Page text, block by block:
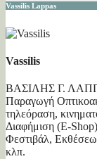
Vassilis Lappas
Vassilis
ΒΑΣΙΛΗΣ Γ.
Παραγωγή
τηλεόραση,
Διαφήμιση (E-
Φεστιβάλ,
κλπ.